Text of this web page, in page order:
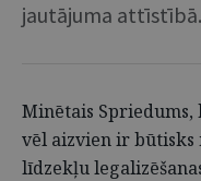
jautājuma attīstībā.
Minētais Spriedums,
vēl aizvien ir būtisks
līdzekļu